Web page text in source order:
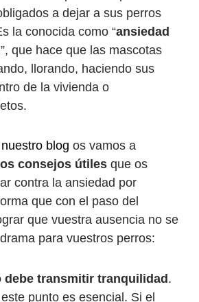
a dejar a sus perros
la conocida como “ansiedad
”, que hace que las mascotas
llorando, haciendo sus
de la vivienda o
nuestro blog os vamos a
consejos útiles que os
contra la ansiedad por
que con el paso del
que vuestra ausencia no se
para vuestros perros:
debe transmitir tranquilidad.
punto es esencial. Si el